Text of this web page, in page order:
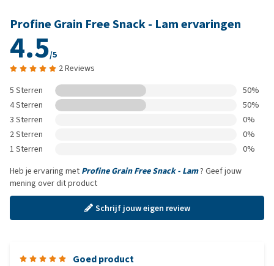
Profine Grain Free Snack - Lam ervaringen
4.5/5
2 Reviews
5 Sterren
50%
4 Sterren
50%
3 Sterren
0%
2 Sterren
0%
1 Sterren
0%
Heb je ervaring met Profine Grain Free Snack - Lam? Geef jouw
mening over dit product
Schrijf jouw eigen review
Goed product